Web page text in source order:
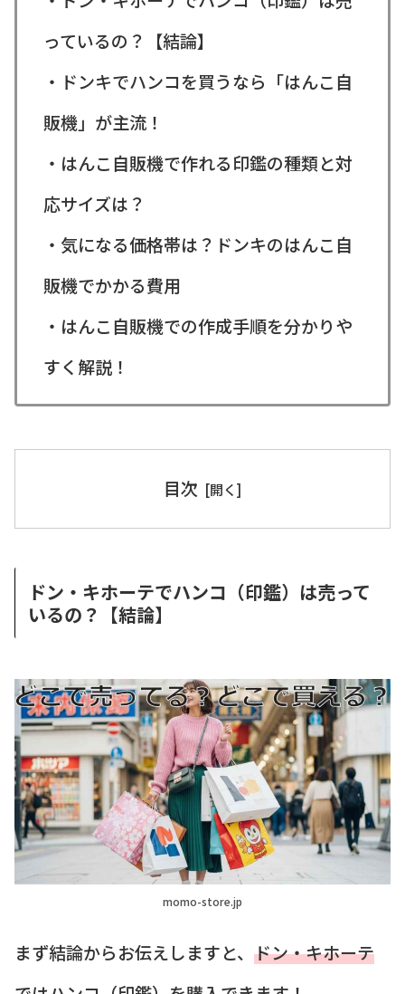
っているの？【結論】
・ドンキでハンコを買うなら「はんこ自
販機」が主流！
・はんこ自販機で作れる印鑑の種類と対
応サイズは？
・気になる価格帯は？ドンキのはんこ自
販機でかかる費用
・はんこ自販機での作成手順を分かりや
すく解説！
目次
ドン・キホーテでハンコ（印鑑）は売って
いるの？【結論】
momo-store.jp
まず結論からお伝えしますと、 ドン・キホーテ